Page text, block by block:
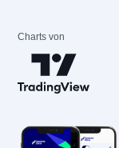
Charts von